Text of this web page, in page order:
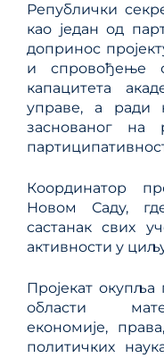
Републички
као један од
допринос
и спровођење
капацитета
управе, а ради
заснованог на
Координатор
Новом Саду,
састанак свих
активности у
Пројекат
области
економије,
политичких